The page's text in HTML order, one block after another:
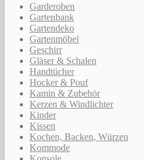
Garderoben
Gartenbank
Gartendeko
Gartenmöbel
Geschirr
Gläser & Schalen
Handtücher
Hocker & Pouf
Kamin & Zubehör
Kerzen & Windlichter
Kinder
Kissen
Kochen, Backen, Würzen
Kommode